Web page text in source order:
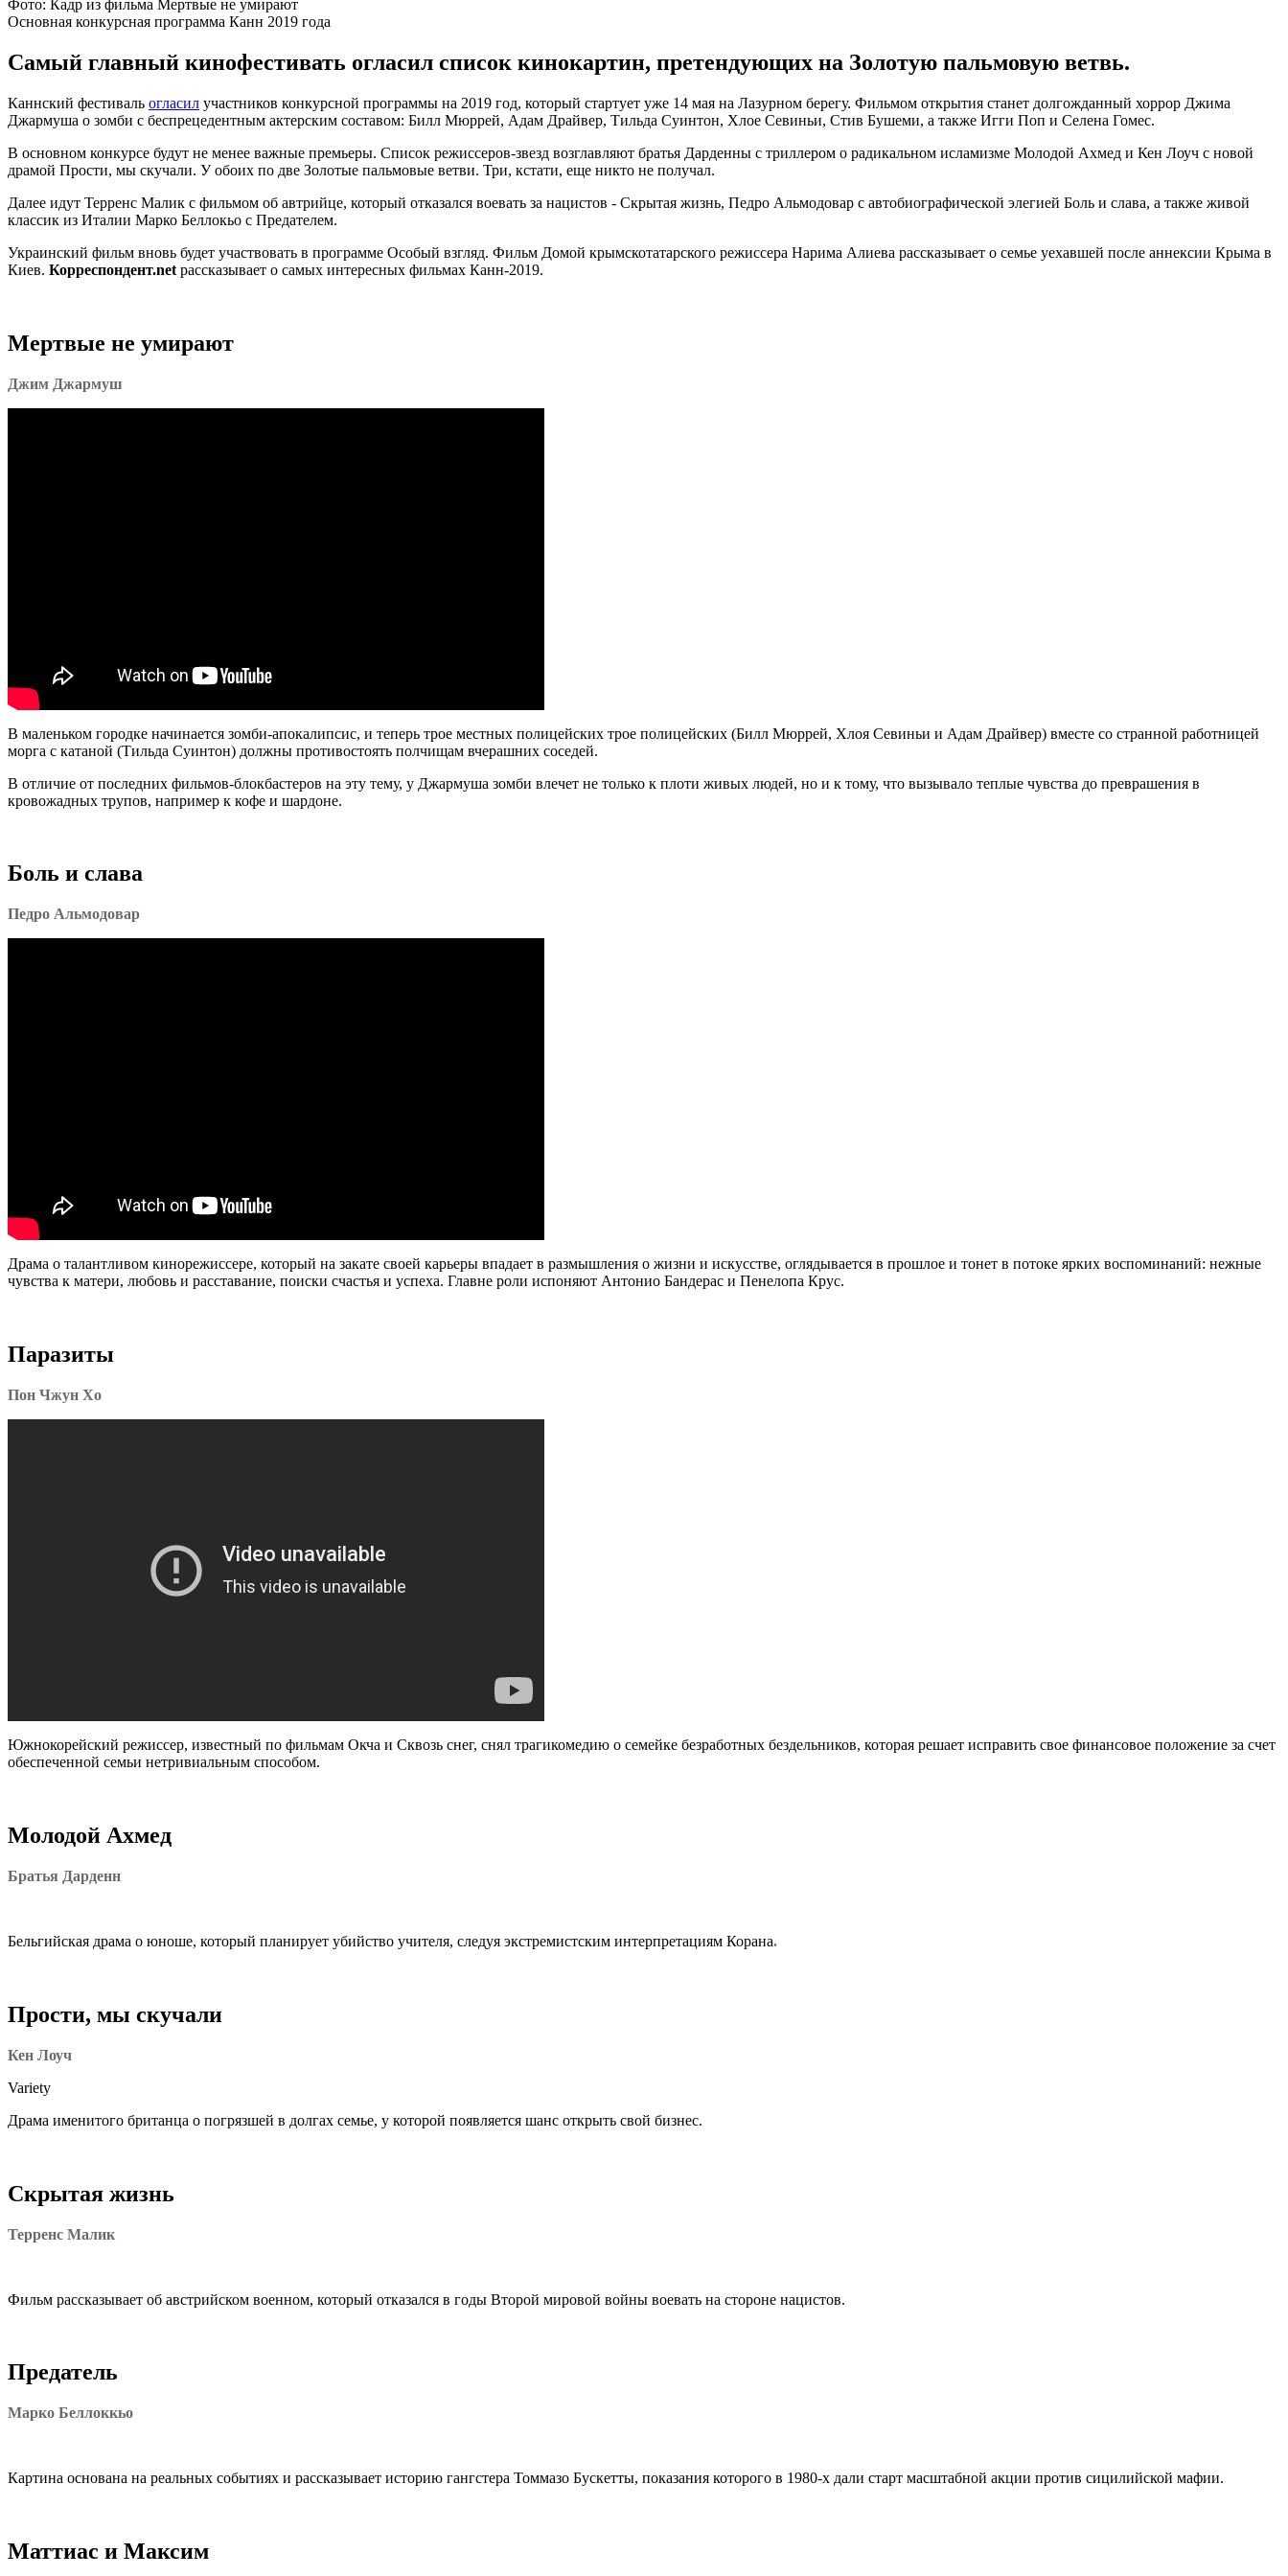
Фото: Кадр из фильма Мертвые не умирают
Основная конкурсная программа Канн 2019 года
Самый главный кинофестивать огласил список кинокартин, претендующих на Золотую пальмовую ветвь.
Каннский фестиваль огласил участников конкурсной программы на 2019 год, который стартует уже 14 мая на Лазурном берегу. Фильмом открытия станет долгожданный хоррор Джима
Джармуша о зомби с беспрецедентным актерским составом: Билл Мюррей, Адам Драйвер, Тильда Суинтон, Хлое Севиньи, Стив Бушеми, а также Игги Поп и Селена Гомес.
В основном конкурсе будут не менее важные премьеры. Список режиссеров-звезд возглавляют братья Дарденны с триллером о радикальном исламизме Молодой Ахмед и Кен Лоуч с новой
драмой Прости, мы скучали. У обоих по две Золотые пальмовые ветви. Три, кстати, еще никто не получал.
Далее идут Терренс Малик с фильмом об автрийце, который отказался воевать за нацистов - Скрытая жизнь, Педро Альмодовар с автобиографической элегией Боль и слава, а также живой
классик из Италии Марко Беллокьо с Предателем.
Украинский фильм вновь будет участвовать в программе Особый взгляд. Фильм Домой крымскотатарского режиссера Нарима Алиева рассказывает о семье уехавшей после аннексии Крыма в
Киев. Корреспондент.net рассказывает о самых интересных фильмах Канн-2019.
Мертвые не умирают
Джим Джармуш
В маленьком городке начинается зомби-апокалипсис, и теперь трое местных полицейских трое полицейских (Билл Мюррей, Хлоя Севиньи и Адам Драйвер) вместе со странной работницей
морга с катаной (Тильда Суинтон) должны противостоять полчищам вчерашних соседей.
В отличие от последних фильмов-блокбастеров на эту тему, у Джармуша зомби влечет не только к плоти живых людей, но и к тому, что вызывало теплые чувства до преврашения в
кровожадных трупов, например к кофе и шардоне.
Боль и слава
Педро Альмодовар
Драма о талантливом кинорежиссере, который на закате своей карьеры впадает в размышления о жизни и искусстве, оглядывается в прошлое и тонет в потоке ярких воспоминаний: нежные
чувства к матери, любовь и расставание, поиски счастья и успеха. Главне роли испоняют Антонио Бандерас и Пенелопа Крус.
Паразиты
Пон Чжун Хо
Южнокорейский режиссер, известный по фильмам Окча и Сквозь снег, снял трагикомедию о семейке безработных бездельников, которая решает исправить свое финансовое положение за счет
обеспеченной семьи нетривиальным способом.
Молодой Ахмед
Братья Дарденн
Бельгийская драма о юноше, который планирует убийство учителя, следуя экстремистским интерпретациям Корана.
Прости, мы скучали
Кен Лоуч
Variety
Драма именитого британца о погрязшей в долгах семье, у которой появляется шанс открыть свой бизнес.
Скрытая жизнь
Терренс Малик
Фильм рассказывает об австрийском военном, который отказался в годы Второй мировой войны воевать на стороне нацистов.
Предатель
Марко Беллоккьо
Картина основана на реальных событиях и рассказывает историю гангстера Томмазо Бускетты, показания которого в 1980-х дали старт масштабной акции против сицилийской мафии.
Маттиас и Максим